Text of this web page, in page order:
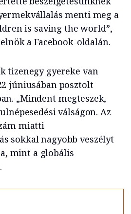
menti meg a
is saving the world”,
a Facebook-oldalán.
tizenegy gyereke van
júniusában posztolt
„Mindent megteszek,
válságon. Az
miatti
sokkal nagyobb veszélyt
mint a globális